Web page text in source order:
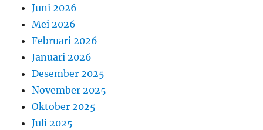
Juni 2026
Mei 2026
Februari 2026
Januari 2026
Desember 2025
November 2025
Oktober 2025
Juli 2025